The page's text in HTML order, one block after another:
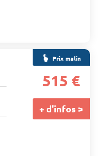
Prix malin
515 €
+ d'infos >